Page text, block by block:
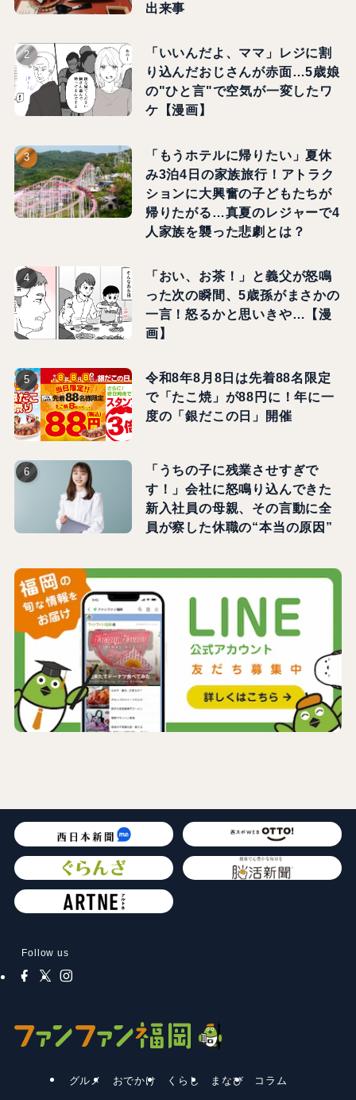
出来事
「いいんだよ、ママ」レジに割
り込んだおじさんが赤面…5歳娘
の"ひと言"で空気が一変したワ
ケ【漫画】
「もうホテルに帰りたい」夏休
み3泊4日の家族旅行！アトラク
ションに大興奮の子どもたちが
帰りたがる…真夏のレジャーで4
人家族を襲った悲劇とは？
「おい、お茶！」と義父が怒鳴
った次の瞬間、5歳孫がまさかの
一言！怒るかと思いきや…【漫
画】
令和8年8月8日は先着88名限定
で「たこ焼」が88円に！年に一
度の「銀だこの日」開催
「うちの子に残業させすぎで
す！」会社に怒鳴り込んできた
新入社員の母親、その言動に全
員が察した休職の“本当の原因”
Follow us
グルメ おでかけ くらし まなび コラム